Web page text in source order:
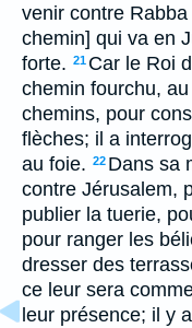
venir contre
chemin] qui va en
forte. 21 Car le Roi
chemin fourchu,
chemins, pour
flèches; il a
au foie. 22 Dans sa
contre Jérusalem,
publier la tuerie,
pour ranger les
dresser des
ce leur sera
leur présence; il y